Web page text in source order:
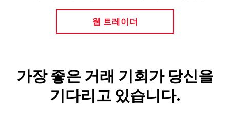
웹 트레이더
가장 좋은 거래 기회가 당신을
기다리고 있습니다.